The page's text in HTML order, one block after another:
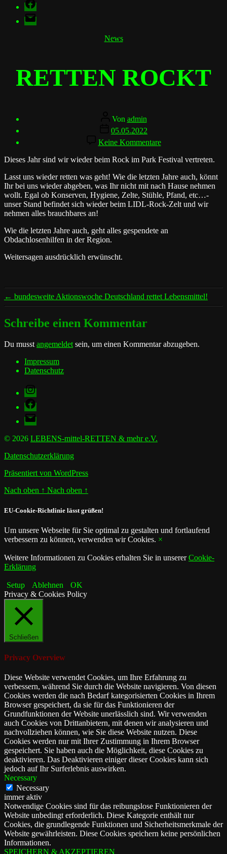
E-
Mail
Kategorien
News
RETTEN ROCKT
Beitragsautor
Von admin
Veröffentlichungsdatum
05.05.2022
Keine Kommentarezu
RETTEN
ROCKT
Dieses Jahr sind wir wieder beim Rock im Park Festival vertreten.
Lasst uns wieder retten was geht! Wie die letzten Jahre auch, könnt
Ihr bei uns wieder abgeben, was Ihr nicht mit nach Hause nehmen
wollt. Egal ob Konserven, Hygiene, Zelte, Stühle, Pfand, etc…-
unser Stand befindet sich wieder beim LIDL-Rock-Zelt und wir
nehmen alles brauchbares an!
Wie die letzten Jahre auch, geht alles gespendete an
Obdachlosenhilfen in der Region.
Weitersagen ausdrücklich erwünscht.
← bundesweite Aktionswoche Deutschland rettet Lebensmittel!
Schreibe einen Kommentar
Du musstangemeldetsein, um einen Kommentar abzugeben.
Impressum
Datenschutz
Instagram
Facebook
E-
Mail
© 2026 LEBENS-mittel-RETTEN & mehr e.V.
Datenschutzerklärung
Präsentiert von WordPress
Nach oben ↑ Nach oben ↑
EU-Cookie-Richtlinie lässt grüßen!
Um unsere Webseite für Sie optimal zu gestalten und fortlaufend
verbessern zu können, verwenden wir Cookies. ×
Weitere Informationen zu Cookies erhalten Sie in unsererCookie-
Erklärung
Setup Ablehnen
OK
Privacy & Cookies Policy
Schließen
Privacy Overview
Diese Website verwendet Cookies, um Ihre Erfahrung zu
verbessern, während Sie durch die Website navigieren. Von diesen
Cookies werden die nach Bedarf kategorisierten Cookies in Ihrem
Browser gespeichert, da sie für das Funktionieren der
Grundfunktionen der Website unerlässlich sind. Wir verwenden
auch Cookies von Drittanbietern, mit denen wir analysieren und
nachvollziehen können, wie Sie diese Website nutzen. Diese
Cookies werden nur mit Ihrer Zustimmung in Ihrem Browser
gespeichert. Sie haben auch die Möglichkeit, diese Cookies zu
deaktivieren. Das Deaktivieren einiger dieser Cookies kann sich
jedoch auf Ihr Surferlebnis auswirken.
Necessary
Necessary
immer aktiv
Notwendige Cookies sind für das reibungslose Funktionieren der
Website unbedingt erforderlich. Diese Kategorie enthält nur
Cookies, die grundlegende Funktionen und Sicherheitsmerkmale der
Website gewährleisten. Diese Cookies speichern keine persönlichen
Informationen.
SPEICHERN & AKZEPTIEREN